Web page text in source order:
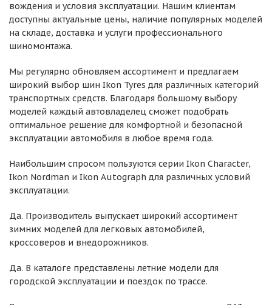
вождения и условия эксплуатации. Нашим клиентам
доступны актуальные цены, наличие популярных моделей
на складе, доставка и услуги профессионального
шиномонтажа.
Мы регулярно обновляем ассортимент и предлагаем
широкий выбор шин Ikon Tyres для различных категорий
транспортных средств. Благодаря большому выбору
моделей каждый автовладелец сможет подобрать
оптимальное решение для комфортной и безопасной
эксплуатации автомобиля в любое время года.
Наибольшим спросом пользуются серии Ikon Character,
Ikon Nordman и Ikon Autograph для различных условий
эксплуатации.
Да. Производитель выпускает широкий ассортимент
зимних моделей для легковых автомобилей,
кроссоверов и внедорожников.
Да. В каталоге представлены летние модели для
городской эксплуатации и поездок по трассе.